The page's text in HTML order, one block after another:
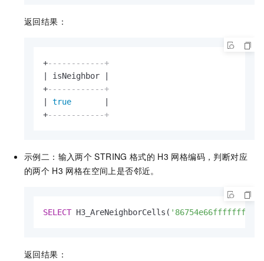
返回结果：
+------------+
isNeighbor
+------------+
true
+------------+
示例二：输入两个 STRING 格式的 H3 网格编码，判断对应
的两个 H3 网格在空间上是否邻近。
SELECT H3_AreNeighborCells( '86754e66fffffff'
返回结果：